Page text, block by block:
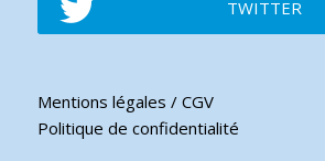
TWITTER
Mentions légales / CGV
Politique de confidentialité